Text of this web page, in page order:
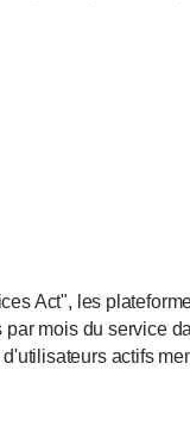
Act", les
mois du service
actifs